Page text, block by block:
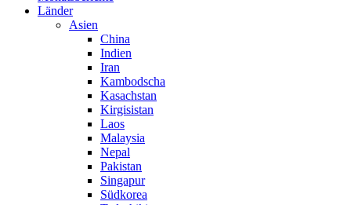
Länder
Asien
China
Indien
Iran
Kambodscha
Kasachstan
Kirgisistan
Laos
Malaysia
Nepal
Pakistan
Singapur
Südkorea